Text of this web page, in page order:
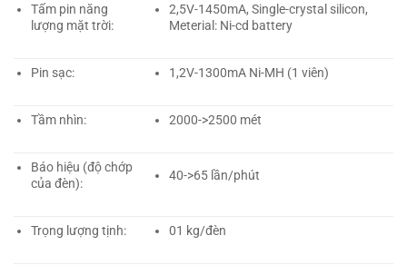
Tấm pin năng
lượng mặt trời:
2,5V-1450mA, Single-crystal silicon,
Meterial: Ni-cd battery
Pin sạc: 1,2V-1300mA Ni-MH (1 viên)
Tầm nhìn: 2000->2500 mét
Báo hiệu (độ chớp
của đèn):
40->65 lần/phút
Trọng lượng tịnh: 01 kg/đèn